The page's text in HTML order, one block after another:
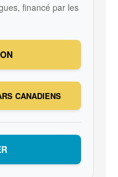
financé par les
CANADIENS